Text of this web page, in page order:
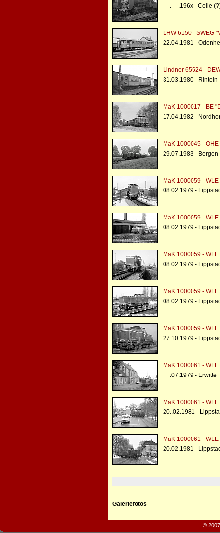
__.__.196x - Celle
LHW 6150 - SWEG
22.04.1981 -
Lindner 65524 -
31.03.1980 - Rinteln
MaK 1000017 - BE
17.04.1982 -
MaK 1000045 -
29.07.1983 -
MaK 1000059 -
08.02.1979 -
MaK 1000059 -
08.02.1979 -
MaK 1000059 -
08.02.1979 -
MaK 1000059 -
08.02.1979 -
MaK 1000059 -
27.10.1979 -
MaK 1000061 -
__.07.1979 - Erwitte
MaK 1000061 -
20..02.1981 -
MaK 1000061 -
20.02.1981 -
Galeriefotos
©